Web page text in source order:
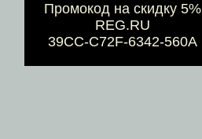
Промокод на скидку 5%
REG.RU
39CC-C72F-6342-560A